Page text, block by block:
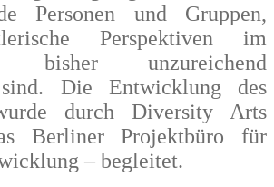
Personen und Gruppen,
Perspektiven im
bisher unzureichend
sind. Die Entwicklung des
durch Diversity Arts
Berliner Projektbüro für
– begleitet.